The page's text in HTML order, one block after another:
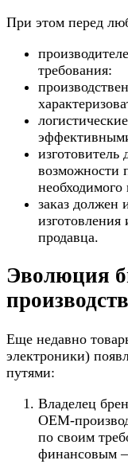
При этом перед
требования:
изготовитель
возможности
необходимого
заказ должен
продавца.
Эволюция
Еще недавно
электроники)
путями:
Владелец
OEM-
по своим
финансовым –